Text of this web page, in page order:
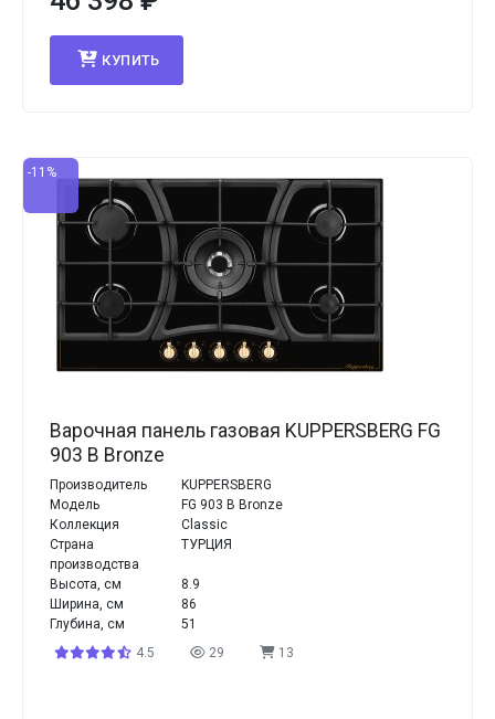
КУПИТЬ
-11%
Варочная панель газовая KUPPERSBERG FG
903 B Bronze
Производитель
KUPPERSBERG
Модель
FG 903 B Bronze
Коллекция
Classic
Страна
производства
ТУРЦИЯ
Высота, см
8.9
Ширина, см
86
Глубина, см
51
4.5
29 13